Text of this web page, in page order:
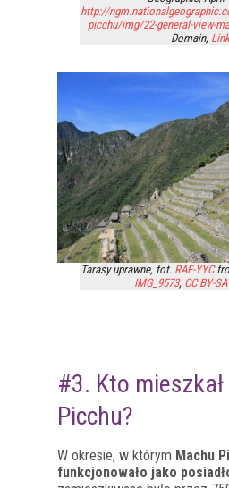
http://
picchu/img/22-general-view-
Domain, Link
Tarasy uprawne, fot. RAF-YYC
IMG_9573, CC BY-
#3. Kto
Picchu?
W okresie, w którym Machu
funkcjonowało jako